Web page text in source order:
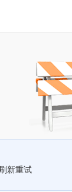
新重试